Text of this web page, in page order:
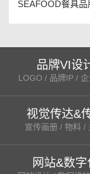
品牌VI设
LOGO / 品牌IP / 企
视觉传达&
宣传画册 / 物料 /
网站&数字